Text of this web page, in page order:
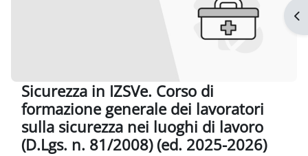
Sicurezza in IZSVe. Corso di
formazione generale dei lavoratori
sulla sicurezza nei luoghi di lavoro
(D.Lgs. n. 81/2008) (ed. 2025-2026)